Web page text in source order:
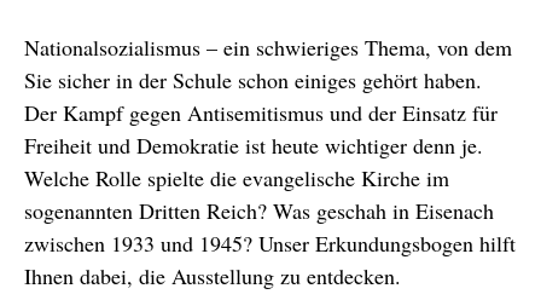
Nationalsozialismus – ein schwieriges Thema, von dem
Sie sicher in der Schule schon einiges gehört haben.
Der Kampf gegen Antisemitismus und der Einsatz für
Freiheit und Demokratie ist heute wichtiger denn je.
Welche Rolle spielte die evangelische Kirche im
sogenannten Dritten Reich? Was geschah in Eisenach
zwischen 1933 und 1945? Unser Erkundungsbogen hilft
Ihnen dabei, die Ausstellung zu entdecken.